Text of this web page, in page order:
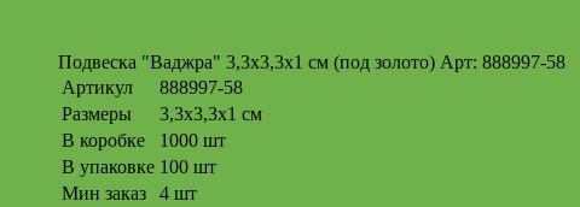
Подвеска "Ваджра" 3,3х3,3х1 см (под золото) Арт: 888997-58
Артикул
888997-58
Размеры
3,3х3,3х1 см
В коробке
1000 шт
В упаковке 100 шт
Мин заказ
4 шт